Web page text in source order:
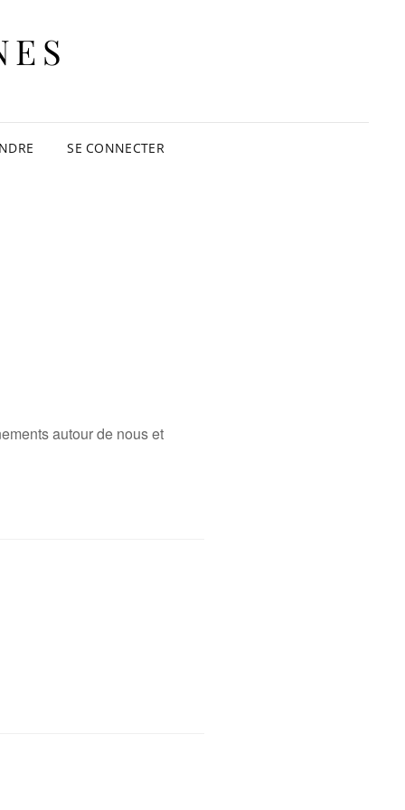
SE CONNECTER
autour de nous et